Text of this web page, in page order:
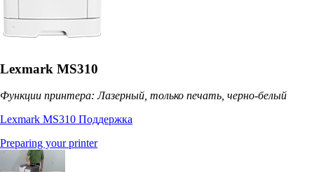
Lexmark MS310
Функции принтера: Лазерный, только печать, черно-белый
Lexmark MS310 Поддержка
Preparing your printer